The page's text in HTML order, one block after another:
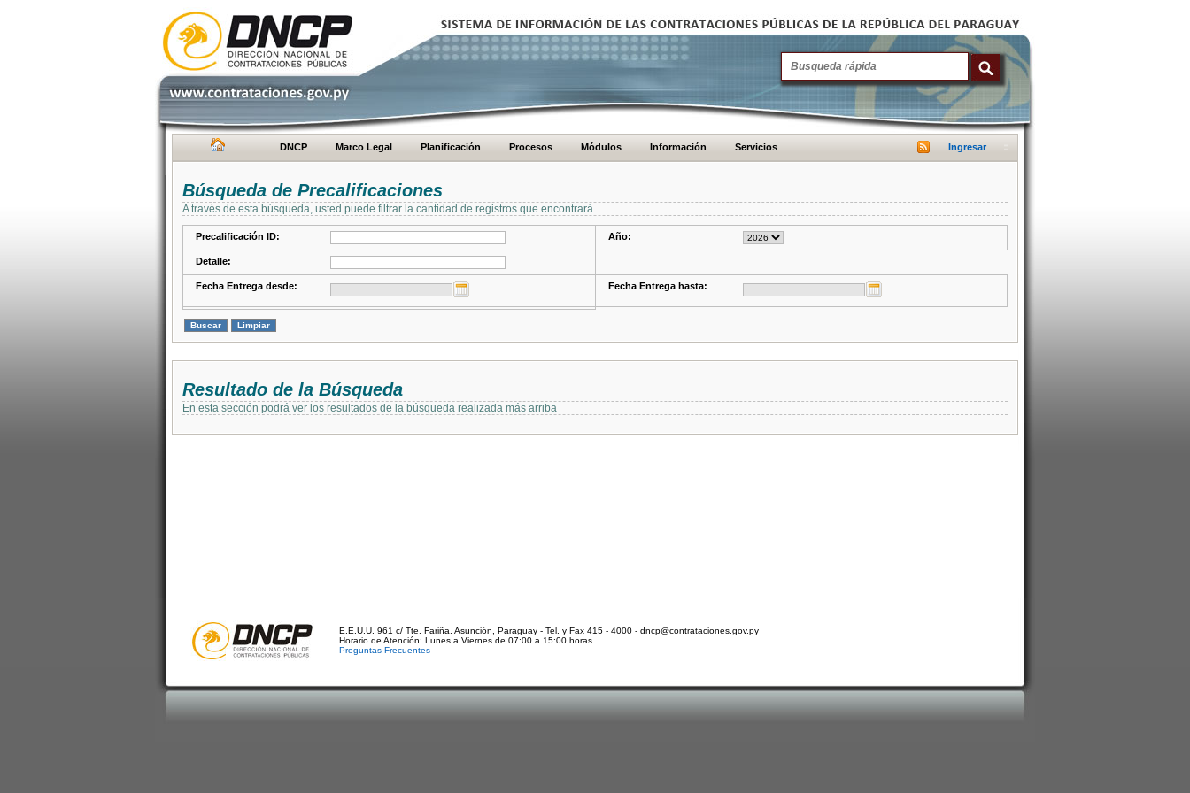
DNCP Marco Legal Planificación Procesos Módulos Información Servicios Ingresar
Búsqueda de Precalificaciones
A través de esta búsqueda, usted puede filtrar la cantidad de registros que encontrará
Precalificación ID: Año:
Detalle:
Fecha Entrega desde: Fecha Entrega hasta:
Resultado de la Búsqueda
En esta sección podrá ver los resultados de la búsqueda realizada más arriba
E.E.U.U. 961 c/ Tte. Fariña. Asunción, Paraguay - Tel. y Fax 415 - 4000 - dncp@contrataciones.gov.py
Horario de Atención: Lunes a Viernes de 07:00 a 15:00 horas
Preguntas Frecuentes